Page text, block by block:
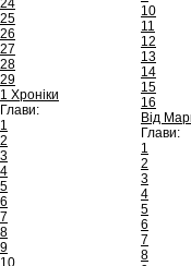
24
25
26
27
28
29
1 Хроніки
Глави:
1
2
3
4
5
6
7
8
9
10
10
11
12
13
14
15
16
Від
Глави:
1
2
3
4
5
6
7
8